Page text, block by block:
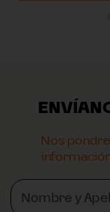
Nos